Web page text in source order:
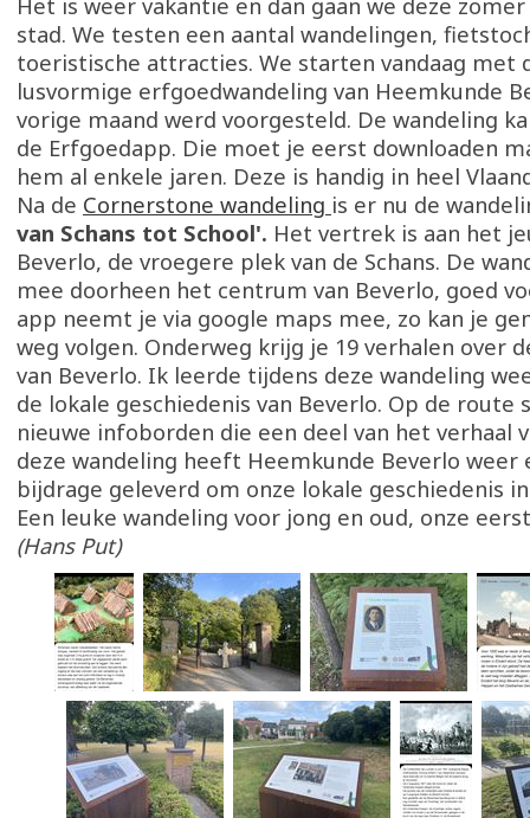
Het is weer vakantie en dan gaan we deze
stad. We testen een aantal wandelingen,
toeristische attracties. We starten vandaag met
lusvormige erfgoedwandeling van Heemkunde
vorige maand werd voorgesteld. De wandeling
de Erfgoedapp. Die moet je eerst downloaden
hem al enkele jaren. Deze is handig in heel
Na de Cornerstone wandeling is er nu de
van Schans tot School'. Het vertrek is aan het
Beverlo, de vroegere plek van de Schans. De
mee doorheen het centrum van Beverlo, goed
app neemt je via google maps mee, zo kan je
weg volgen. Onderweg krijg je 19 verhalen over
van Beverlo. Ik leerde tijdens deze wandeling
de lokale geschiedenis van Beverlo. Op de route
nieuwe infoborden die een deel van het verhaal
deze wandeling heeft Heemkunde Beverlo weer
bijdrage geleverd om onze lokale geschiedenis
Een leuke wandeling voor jong en oud, onze
(Hans Put)